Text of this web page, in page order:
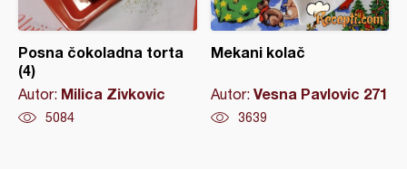
Posna čokoladna torta
(4)
Autor: Milica Zivkovic
5084
Mekani kolač
Autor: Vesna Pavlovic 271
3639